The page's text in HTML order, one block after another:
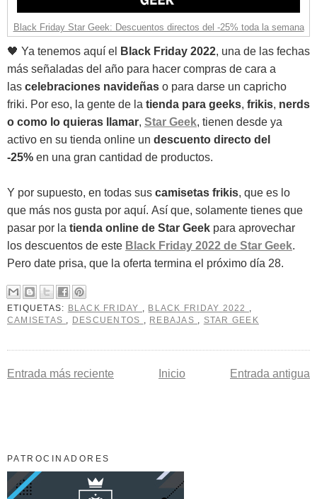
Black Friday Star Geek: Descuentos directos del -25% toda la semana
🖤 Ya tenemos aquí el Black Friday 2022, una de las fechas
más señaladas del año para hacer compras de cara a
las celebraciones navideñas o para darse un capricho
friki. Por eso, la gente de la tienda para geeks, frikis, nerds
o como lo quieras llamar, Star Geek, tienen desde ya
activo en su tienda online un descuento directo del
-25% en una gran cantidad de productos.
Y por supuesto, en todas sus camisetas frikis, que es lo
que más nos gusta por aquí. Así que, solamente tienes que
pasar por la tienda online de Star Geek para aprovechar
los descuentos de este Black Friday 2022 de Star Geek.
Pero date prisa, que la oferta termina el próximo día 28.
ETIQUETAS: BLACK FRIDAY , BLACK FRIDAY 2022 ,
CAMISETAS , DESCUENTOS , REBAJAS , STAR GEEK
Entrada más reciente Entrada antigua
Inicio
PATROCINADORES